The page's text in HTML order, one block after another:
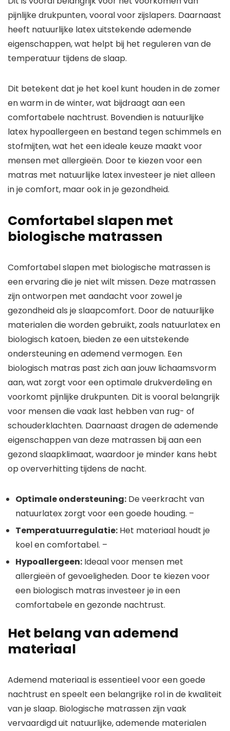
pijnlijke drukpunten, vooral voor zijslapers. Daarnaast
heeft natuurlijke latex uitstekende ademende
eigenschappen, wat helpt bij het reguleren van de
temperatuur tijdens de slaap.
Dit betekent dat je het koel kunt houden in de zomer
en warm in de winter, wat bijdraagt aan een
comfortabele nachtrust. Bovendien is natuurlijke
latex hypoallergeen en bestand tegen schimmels en
stofmijten, wat het een ideale keuze maakt voor
mensen met allergieën. Door te kiezen voor een
matras met natuurlijke latex investeer je niet alleen
in je comfort, maar ook in je gezondheid.
Comfortabel slapen met
biologische matrassen
Comfortabel slapen met biologische matrassen is
een ervaring die je niet wilt missen. Deze matrassen
zijn ontworpen met aandacht voor zowel je
gezondheid als je slaapcomfort. Door de natuurlijke
materialen die worden gebruikt, zoals natuurlatex en
biologisch katoen, bieden ze een uitstekende
ondersteuning en ademend vermogen. Een
biologisch matras past zich aan jouw lichaamsvorm
aan, wat zorgt voor een optimale drukverdeling en
voorkomt pijnlijke drukpunten. Dit is vooral belangrijk
voor mensen die vaak last hebben van rug- of
schouderklachten. Daarnaast dragen de ademende
eigenschappen van deze matrassen bij aan een
gezond slaapklimaat, waardoor je minder kans hebt
op oververhitting tijdens de nacht.
Optimale ondersteuning: De veerkracht van
natuurlatex zorgt voor een goede houding. –
Temperatuurregulatie: Het materiaal houdt je
koel en comfortabel. –
Hypoallergeen: Ideaal voor mensen met
allergieën of gevoeligheden. Door te kiezen voor
een biologisch matras investeer je in een
comfortabele en gezonde nachtrust.
Het belang van ademend
materiaal
Ademend materiaal is essentieel voor een goede
nachtrust en speelt een belangrijke rol in de kwaliteit
van je slaap. Biologische matrassen zijn vaak
vervaardigd uit natuurlijke, ademende materialen